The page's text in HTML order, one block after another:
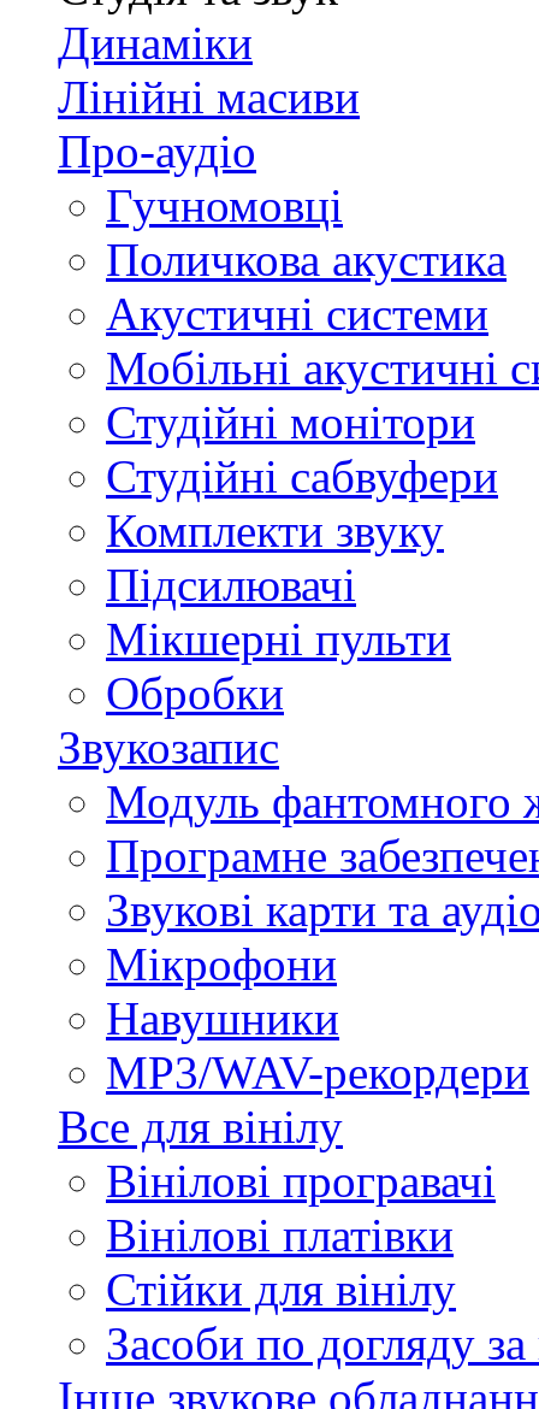
Динаміки
Лінійні масиви
Про-аудіо
Гучномовці
Поличкова акустика
Акустичні системи
Мобільні акустичні
Студійні монітори
Студійні сабвуфери
Комплекти звуку
Підсилювачі
Мікшерні пульти
Обробки
Звукозапис
Модуль фантомного
Програмне
Звукові карти та
Мікрофони
Навушники
MP3/WAV-рекордери
Все для вінілу
Вінілові програвачі
Вінілові платівки
Стійки для вінілу
Засоби по догляду за
Інше звукове